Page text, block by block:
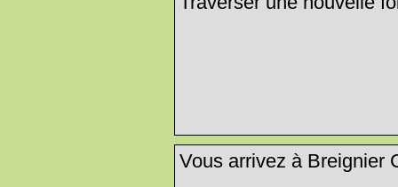
Vous arrivez à Breignier